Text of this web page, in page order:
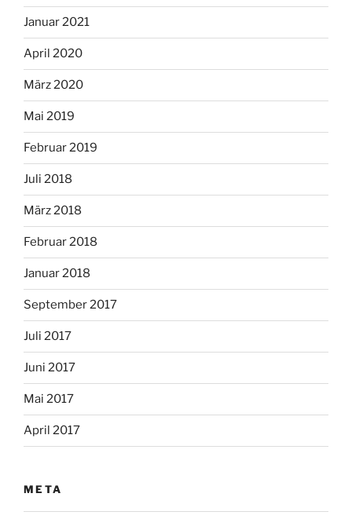
Januar 2021
April 2020
März 2020
Mai 2019
Februar 2019
Juli 2018
März 2018
Februar 2018
Januar 2018
September 2017
Juli 2017
Juni 2017
Mai 2017
April 2017
META